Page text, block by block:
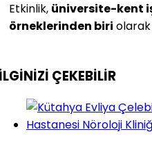
Etkinlik, üniversite-kent
örneklerinden biri olarak
ÇEKEBİLİR